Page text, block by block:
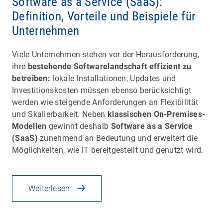
Definition, Vorteile und Beispiele für
Unternehmen
Viele Unternehmen stehen vor der Herausforderung,
ihre bestehende Softwarelandschaft effizient zu
betreiben: lokale Installationen, Updates und
Investitionskosten müssen ebenso berücksichtigt
werden wie steigende Anforderungen an Flexibilität
und Skalierbarkeit. Neben klassischen On-Premises-
Modellen gewinnt deshalb Software as a Service
(SaaS) zunehmend an Bedeutung und erweitert die
Möglichkeiten, wie IT bereitgestellt und genutzt wird.
Weiterlesen